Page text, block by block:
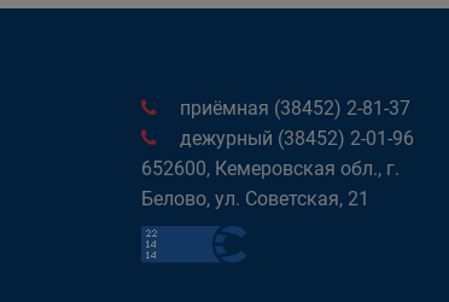
приёмная (38452) 2-81-37
дежурный (38452) 2-01-96
652600, Кемеровская обл., г.
Белово, ул. Советская, 21